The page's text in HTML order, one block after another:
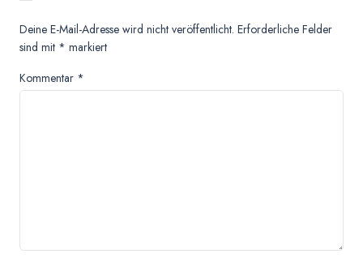
Deine E-Mail-Adresse wird nicht veröffentlicht. Erforderliche Felder
sind mit * markiert
Kommentar *